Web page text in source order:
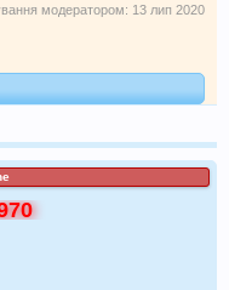
модератором: 13 лип 2020